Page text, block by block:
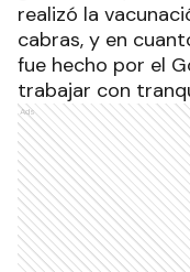
realizó la
cabras, y en
fue hecho por el
trabajar con
Ads